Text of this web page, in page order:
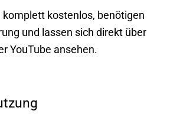
komplett kostenlos, benötigen
und lassen sich direkt über
YouTube ansehen.